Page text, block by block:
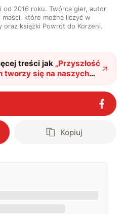
od 2016 roku. Twórca gier, autor
które można liczyć w
oraz książki Powrót do Korzeni.
treści jak „Przyszłość
tworzy się na naszych
K3 to rewolucja w
Kopiuj